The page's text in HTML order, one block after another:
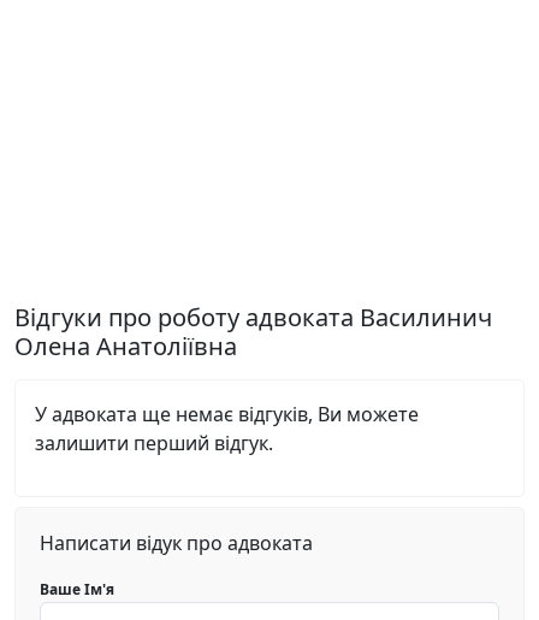
Відгуки про роботу адвоката Василинич
Олена Анатоліївна
У адвоката ще немає відгуків, Ви можете
залишити перший відгук.
Написати відук про адвоката
Ваше Ім'я